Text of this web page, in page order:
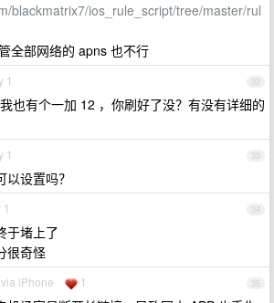
blackmatrix7/ios_rule_script/tree/master/rul
全部网络的 apns 也不行
32
1
也有个一加 12 ，你刷好了没？有没有详细的
33
1
设置吗？
34
于堵上了
很奇怪
35
iPhone 1